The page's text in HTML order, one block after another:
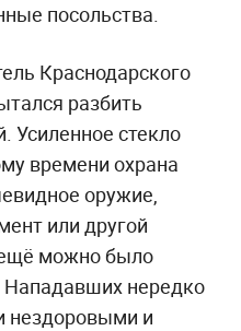
посольства.
Краснодарского
разбить
Усиленное стекло
времени охрана
оружие,
или другой
можно было
Нападавших нередко
нездоровыми и